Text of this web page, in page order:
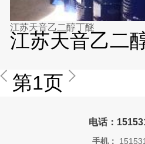
江苏天音乙二醇丁醚
江苏天音乙二
第1页
电话：
手机：